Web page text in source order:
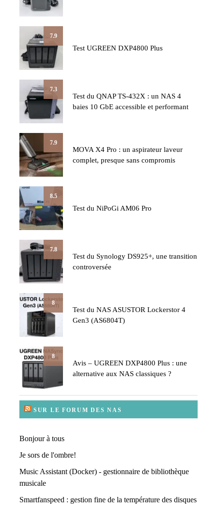
7.9
Test UGREEN DXP4800 Plus
7.3
Test du QNAP TS-432X : un NAS 4
baies 10 GbE accessible et performant
7.9
MOVA X4 Pro : un aspirateur laveur
complet, presque sans compromis
8.5
Test du NiPoGi AM06 Pro
7.8
Test du Synology DS925+, une transition
controversée
8
Test du NAS ASUSTOR Lockerstor 4
Gen3 (AS6804T)
8
Avis – UGREEN DXP4800 Plus : une
alternative aux NAS classiques ?
SUR LE FORUM DES NAS
Bonjour à tous
Je sors de l'ombre!
Music Assistant (Docker) - gestionnaire de bibliothèque
musicale
Smartfanspeed : gestion fine de la température des disques